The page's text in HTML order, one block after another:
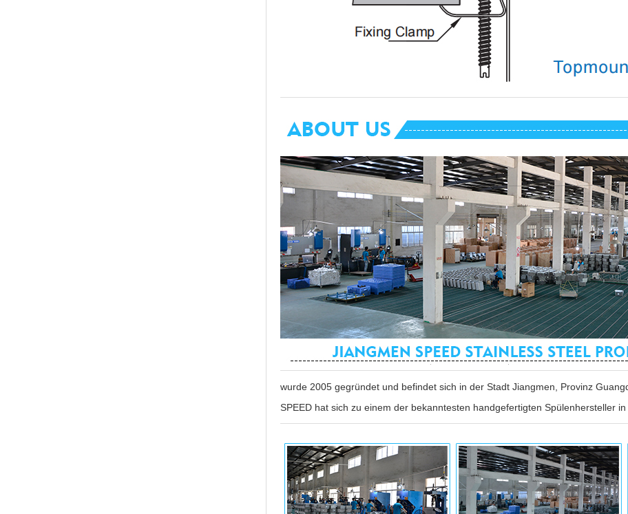
wurde 2005 gegründet und befindet sich in der Stadt Jiangmen, Provinz
SPEED hat sich zu einem der bekanntesten handgefertigten Spülenhersteller